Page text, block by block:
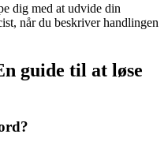
dig med at udvide din
når du beskriver handlingen
guide til at løse